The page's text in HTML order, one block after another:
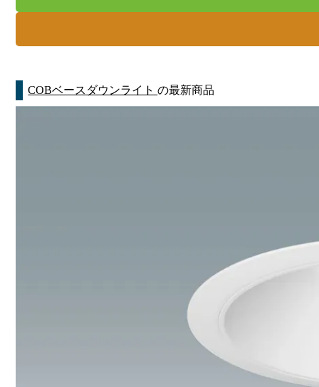
COBベースダウンライトの最新商品